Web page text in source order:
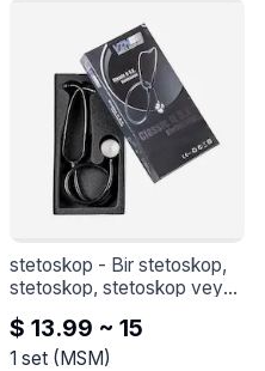
stetoskop - Bir stetoskop,
stetoskop, stetoskop veya
stetoskop, kelimenin tam
anlamıyla bir göğüs monitörü
anlamına gelir. Dinleyicinin iç
$ 13.99 ~ 15
1 set (MSM)